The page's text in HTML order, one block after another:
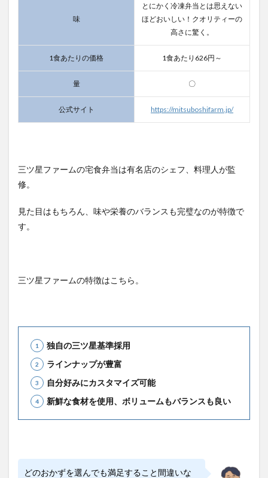
味
とにかく冷凍弁当とは思えない
ほどおいしい！クオリティーの
高さに驚く。
1食あたりの価格 1食あたり626円～
量 〇
公式サイト https://mitsuboshifarm.jp/
三ツ星ファームの宅食弁当は有名店のシェフ、料理人が監
修。
見た目はもちろん、味や栄養のバランスも完璧なのが特徴で
す。
三ツ星ファームの特徴はこちら。
独自の三ツ星基準採用
ラインナップが豊富
自分好みにカスタマイズ可能
新鮮な食材を使用、ボリュームもバランスも良い
どのおかずを選んでも満足すること間違いな